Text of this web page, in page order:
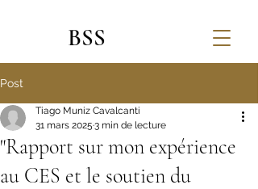
BSS
Post
"Rapport sur mon expérience
au CES et le soutien du
Tiago Muniz Cavalcanti
31 mars 2025 3 min de lecture